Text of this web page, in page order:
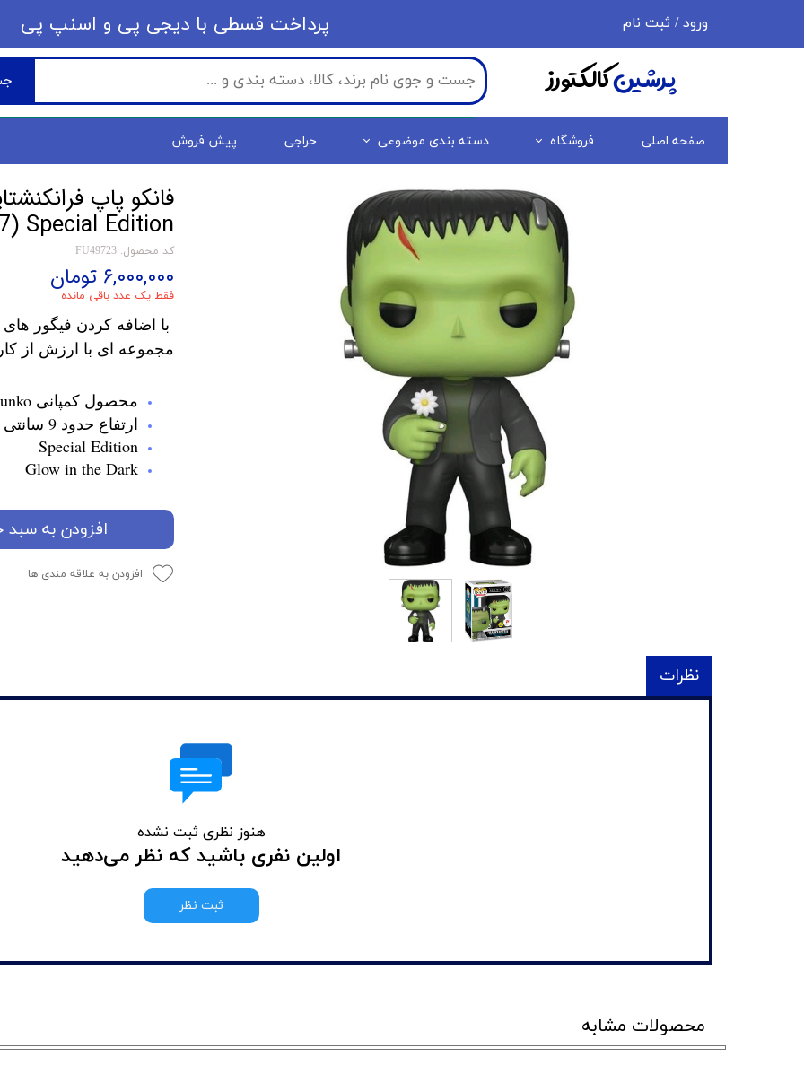
ورود / ثبت نام
حساب کاربری من
تغییر گذر واژه
سفارشات
خروج از حساب کاربری
​​پرداخت قسطی با دیجی پی ​​​​​​​و اسنپ پی
صفحه اصلی فروشگاه دسته بندی موضوعی حراجی پیش فروش
پرشینکالکتورز
Special Edition
کد محصول: FU49723
۶,۰۰۰,۰۰۰ تومان
فقط یک عدد باقی مانده
با اضافه کردن فیگور
مجموعه ای با ارزش از
محصول کمپانی Funko
ارتفاع حدود 9 سانتی متر
Special Edition
Glow in the Dark
افزودن به سبد
افزودن به علاقه مندی ها
نظرات
هنوز نظری ثبت نشده
اولین نفری باشید که نظر می‌دهید
ثبت نظر
محصولات مشابه